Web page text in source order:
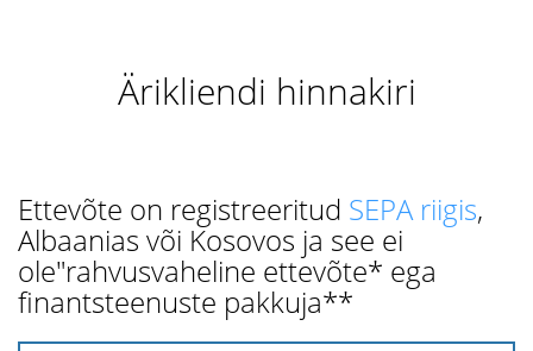
Ärikliendi hinnakiri
Ettevõte on registreeritud SEPA riigis,
Albaanias või Kosovos ja see ei
ole"rahvusvaheline ettevõte* ega
finantsteenuste pakkuja**